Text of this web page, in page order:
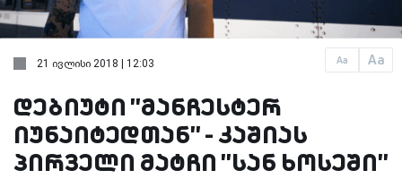
Aa Aa
21 ივლისი 2018 | 12:03
დებიუტი ''მანჩესტერ
იუნაიტედთან'' - კაშიას
პირველი მატჩი ''სან ხოსეში''